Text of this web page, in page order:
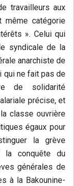
travailleurs aux
même catégorie
». Celui qui
syndicale de la
anarchiste de
qui ne fait pas de
de solidarité
précise, et
classe ouvrière
égaux pour
la grève
la conquête du
générales de
à la Bakounine-